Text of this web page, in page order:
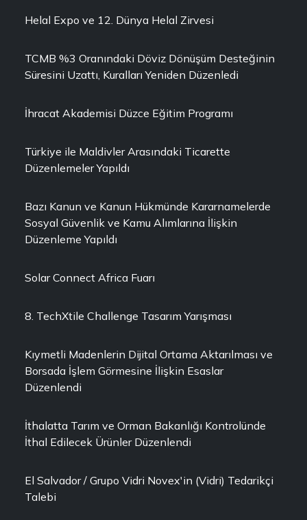
Helal Expo ve 12. Dünya Helal Zirvesi
TCMB %3 Oranındaki Döviz Dönüşüm Desteğinin
Süresini Uzattı, Kuralları Yeniden Düzenledi
İhracat Akademisi Düzce Eğitim Programı
Türkiye ile Maldivler Arasındaki Ticarette
Düzenlemeler Yapıldı
Bazı Kanun ve Kanun Hükmünde Kararnamelerde
Sosyal Güvenlik ve Kamu Alımlarına İlişkin
Düzenleme Yapıldı
Solar Connect Africa Fuarı
8. TechXtile Challenge Tasarım Yarışması
Kıymetli Madenlerin Dijital Ortama Aktarılması ve
Borsada İşlem Görmesine İlişkin Esaslar
Düzenlendi
İthalatta Tarım ve Orman Bakanlığı Kontrolünde
İthal Edilecek Ürünler Düzenlendi
El Salvador / Grupo Vidri Novex'in (Vidri) Tedarikçi
Talebi